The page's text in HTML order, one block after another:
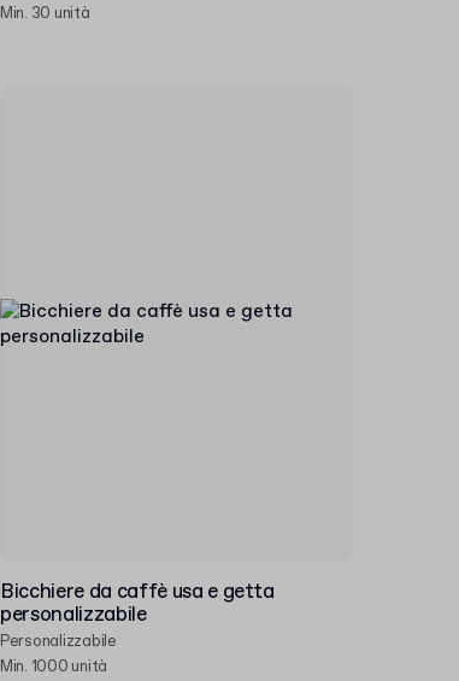
Min. 30 unità
Bicchiere da caffè usa e getta
personalizzabile
Personalizzabile
Min. 1000 unità